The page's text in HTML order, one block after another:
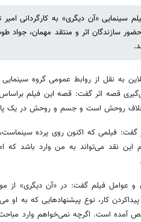
سینمایی «آن دیگری» به کارگردانی
با حضور سازندگان اثر و منتقد
به نقل از روابط‌ عمومی گروه سینمایی
قصه اثر گفت: قصه این فیلم
روحش است و جسم و روحش در یک
فیلمی که اکنون روی پرده
این نقد می‌تواند به من وارد باشد که
و عوامل فیلم گفت: در «آن دیگری» از
کار، نوع پیشنهادهایی که به او
است. اگرچه نمی‌خواهم وارد مباحث